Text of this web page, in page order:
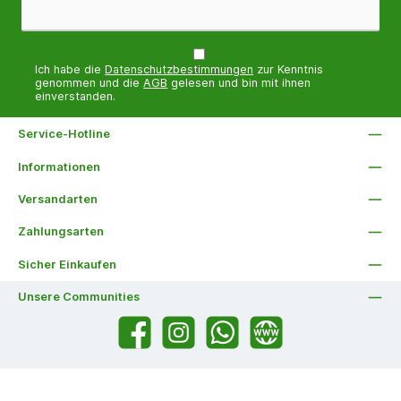
Ich habe dieDatenschutzbestimmungen zur Kenntnis
genommen und dieAGB gelesen und bin mit ihnen
einverstanden.
Informationen
Service-Hotline
Versandarten
Zahlungsarten
Sicher Einkaufen
Unsere Communities
Facebook InstagramWhatsAppWebsite